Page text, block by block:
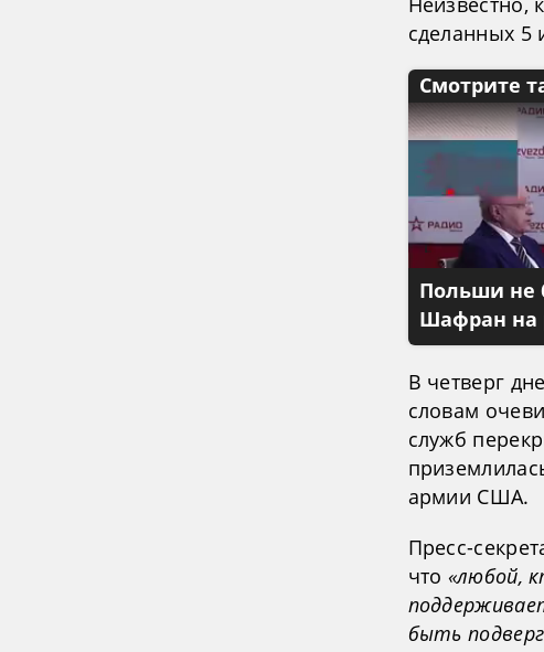
сделанных
Смотрите
Польши не
Шафран на
В четверг
словам
служб
армии США.
Пресс-
что «любой,
быть